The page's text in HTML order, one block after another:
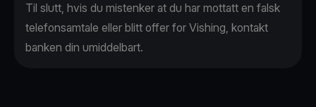
Til slutt, hvis du mistenker at du har mottatt en falsk
telefonsamtale eller blitt offer for Vishing, kontakt
banken din umiddelbart.